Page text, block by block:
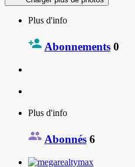
Plus d'info
Abonnements 0
Plus d'info
Abonnés 6